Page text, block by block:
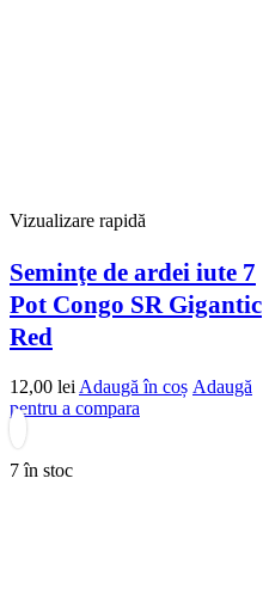
Vizualizare rapidă
Seminţe de ardei iute 7
Pot Congo SR Gigantic
Red
12,00 lei Adaugă în coș Adaugă
pentru a compara
7 în stoc